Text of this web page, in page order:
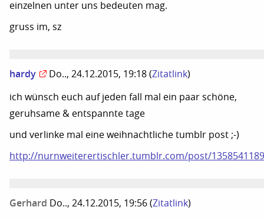
einzelnen unter uns bedeuten mag.
gruss im, sz
hardy Do.., 24.12.2015, 19:18 (Zitatlink)
ich wünsch euch auf jeden fall mal ein paar schöne,
geruhsame & entspannte tage
und verlinke mal eine weihnachtliche tumblr post ;-)
http://nurnweiterertischler.tumblr.com/post/
Gerhard Do.., 24.12.2015, 19:56 (Zitatlink)